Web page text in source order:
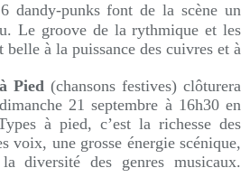
dandy-punks font de la scène un
Le groove de la rythmique et les
à la puissance des cuivres et à
Pied (chansons festives) clôturera
21 septembre à 16h30 en
à pied, c’est la richesse des
voix, une grosse énergie scénique,
diversité des genres musicaux.